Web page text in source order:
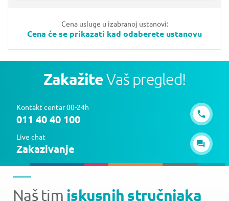
Cena usluge u izabranoj ustanovi:
Cena će se prikazati kad odaberete ustanovu
ZakažiteVaš pregled!
Kontakt centar 00-24h
011 40 40 100
Live chat
Zakazivanje
Naš tim iskusnih stručnjaka